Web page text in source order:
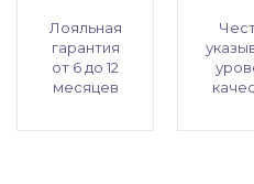
Лояльная
гарантия
от 6 до 12
месяцев